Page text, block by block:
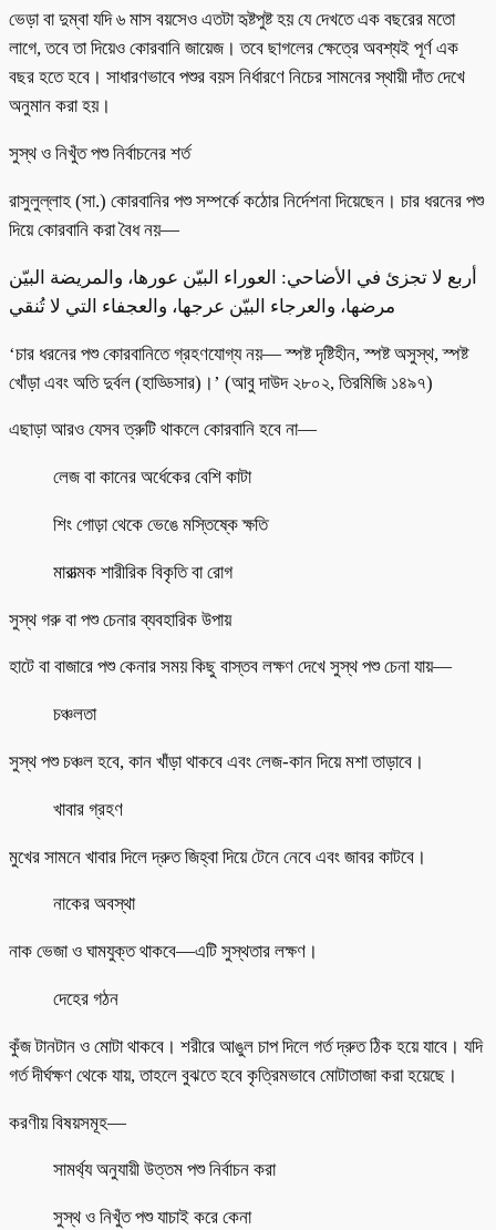
ভেড়া বা দুম্বা যদি ৬ মাস বয়সেও এতটা হৃষ্টপুষ্ট হয় যে দেখতে এক বছরের মতো
লাগে, তবে তা দিয়েও কোরবানি জায়েজ। তবে ছাগলের ক্ষেত্রে অবশ্যই পূর্ণ এক
বছর হতে হবে। সাধারণভাবে পশুর বয়স নির্ধারণে নিচের সামনের স্থায়ী দাঁত দেখে
অনুমান করা হয়।
সুস্থ ও নিখুঁত পশু নির্বাচনের শর্ত
রাসুলুল্লাহ (সা.) কোরবানির পশু সম্পর্কে কঠোর নির্দেশনা দিয়েছেন। চার ধরনের পশু
দিয়ে কোরবানি করা বৈধ নয়—
أربع لا تجزئ في الأضاحي: العوراء البيّن عورها، والمريضة البيّن
مرضها، والعرجاء البيّن عرجها، والعجفاء التي لا تُنقي
‘চার ধরনের পশু কোরবানিতে গ্রহণযোগ্য নয়— স্পষ্ট দৃষ্টিহীন, স্পষ্ট অসুস্থ, স্পষ্ট
খোঁড়া এবং অতি দুর্বল (হাড্ডিসার)।’ (আবু দাউদ ২৮০২, তিরমিজি ১৪৯৭)
এছাড়া আরও যেসব ত্রুটি থাকলে কোরবানি হবে না—
লেজ বা কানের অর্ধেকের বেশি কাটা
শিং গোড়া থেকে ভেঙে মস্তিষ্কে ক্ষতি
মারাত্মক শারীরিক বিকৃতি বা রোগ
সুস্থ গরু বা পশু চেনার ব্যবহারিক উপায়
হাটে বা বাজারে পশু কেনার সময় কিছু বাস্তব লক্ষণ দেখে সুস্থ পশু চেনা যায়—
চঞ্চলতা
সুস্থ পশু চঞ্চল হবে, কান খাঁড়া থাকবে এবং লেজ-কান দিয়ে মশা তাড়াবে।
খাবার গ্রহণ
মুখের সামনে খাবার দিলে দ্রুত জিহ্বা দিয়ে টেনে নেবে এবং জাবর কাটবে।
নাকের অবস্থা
নাক ভেজা ও ঘামযুক্ত থাকবে—এটি সুস্থতার লক্ষণ।
দেহের গঠন
কুঁজ টানটান ও মোটা থাকবে। শরীরে আঙুল চাপ দিলে গর্ত দ্রুত ঠিক হয়ে যাবে। যদি
গর্ত দীর্ঘক্ষণ থেকে যায়, তাহলে বুঝতে হবে কৃত্রিমভাবে মোটাতাজা করা হয়েছে।
করণীয় বিষয়সমূহ—
সামর্থ্য অনুযায়ী উত্তম পশু নির্বাচন করা
সুস্থ ও নিখুঁত পশু যাচাই করে কেনা